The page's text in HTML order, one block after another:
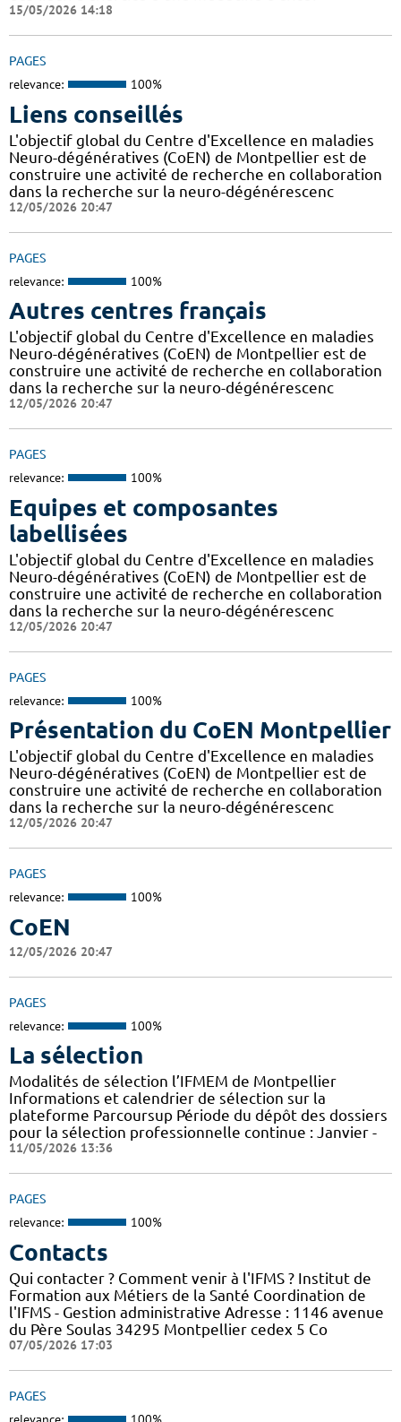
15/05/2026 14:18
PAGES
relevance: 100%
Liens conseillés
L'objectif global du Centre d'Excellence en maladies
Neuro-dégénératives (CoEN) de Montpellier est de
construire une activité de recherche en collaboration
dans la recherche sur la neuro-dégénérescenc
12/05/2026 20:47
PAGES
relevance: 100%
Autres centres français
L'objectif global du Centre d'Excellence en maladies
Neuro-dégénératives (CoEN) de Montpellier est de
construire une activité de recherche en collaboration
dans la recherche sur la neuro-dégénérescenc
12/05/2026 20:47
PAGES
relevance: 100%
Equipes et composantes
labellisées
L'objectif global du Centre d'Excellence en maladies
Neuro-dégénératives (CoEN) de Montpellier est de
construire une activité de recherche en collaboration
dans la recherche sur la neuro-dégénérescenc
12/05/2026 20:47
PAGES
relevance: 100%
Présentation du CoEN Montpellier
L'objectif global du Centre d'Excellence en maladies
Neuro-dégénératives (CoEN) de Montpellier est de
construire une activité de recherche en collaboration
dans la recherche sur la neuro-dégénérescenc
12/05/2026 20:47
PAGES
relevance: 100%
CoEN
12/05/2026 20:47
PAGES
relevance: 100%
La sélection
Modalités de sélection l’IFMEM de Montpellier
Informations et calendrier de sélection sur la
plateforme Parcoursup Période du dépôt des dossiers
pour la sélection professionnelle continue : Janvier -
11/05/2026 13:36
PAGES
relevance: 100%
Contacts
Qui contacter ? Comment venir à l'IFMS ? Institut de
Formation aux Métiers de la Santé Coordination de
l'IFMS - Gestion administrative Adresse : 1146 avenue
du Père Soulas 34295 Montpellier cedex 5 Co
07/05/2026 17:03
PAGES